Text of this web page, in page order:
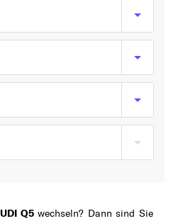
Q5wechseln? Dann sind Sie